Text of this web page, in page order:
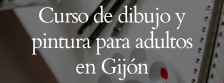
Curso de dibujo y
pintura para adultos
en Gijón